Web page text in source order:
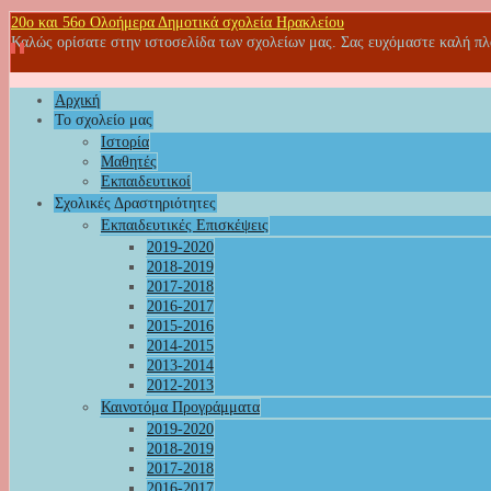
20o και 56ο Ολοήμερα Δημοτικά σχολεία Ηρακλείου
Καλώς ορίσατε στην ιστοσελίδα των σχολείων μας. Σας ευχόμαστε καλή
Αρχική
Το σχολείο μας
Ιστορία
Μαθητές
Εκπαιδευτικοί
Σχολικές Δραστηριότητες
Εκπαιδευτικές Επισκέψεις
2019-2020
2018-2019
2017-2018
2016-2017
2015-2016
2014-2015
2013-2014
2012-2013
Καινοτόμα Προγράμματα
2019-2020
2018-2019
2017-2018